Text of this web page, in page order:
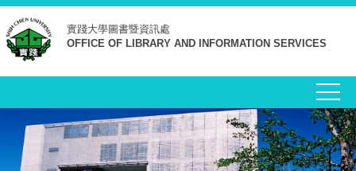
跳
到
主
要
實踐大學圖書暨資訊處
OFFICE OF LIBRARY AND INFORMATION SERVICES